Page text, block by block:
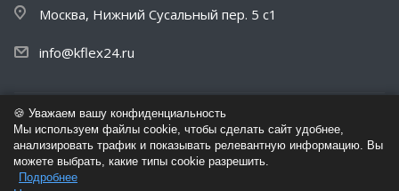
Москва, Нижний Сусальный пер. 5 с1
info@kflex24.ru
© 2026 K-Flex Изоляция - Сайт дистрибутора завода K-Flex
Политика обработки персональных данных
🍪 Уважаем вашу конфиденциальность
Мы используем файлы cookie, чтобы сделать сайт удобнее,
анализировать трафик и показывать релевантную информацию. Вы
можете выбрать, какие типы cookie разрешить.
Подробнее